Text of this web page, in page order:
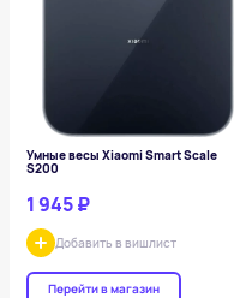
Умные весы Xiaomi Smart Scale
S200
1 945 ₽
Добавить в вишлист
Перейти в магазин